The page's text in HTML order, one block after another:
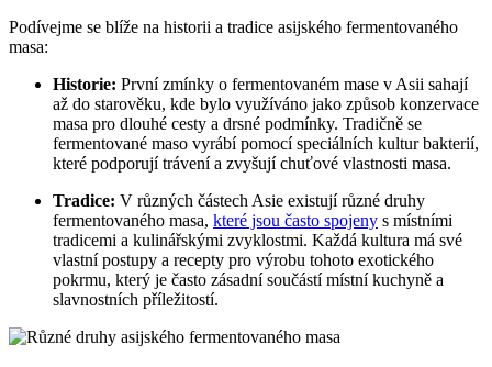
Podívejme se blíže na historii a tradice asijského fermentovaného
masa:
Historie: První zmínky o fermentovaném mase v Asii sahají
až do starověku, kde bylo využíváno jako způsob konzervace
masa pro dlouhé cesty a drsné podmínky. Tradičně se
fermentované maso vyrábí pomocí speciálních kultur bakterií,
které podporují trávení a zvyšují chuťové vlastnosti masa.
Tradice: V různých částech Asie existují různé druhy
fermentovaného masa, které jsou často spojeny s místními
tradicemi a kulinářskými zvyklostmi. Každá kultura má své
vlastní postupy a recepty pro výrobu tohoto exotického
pokrmu, který je často zásadní součástí místní kuchyně a
slavnostních příležitostí.